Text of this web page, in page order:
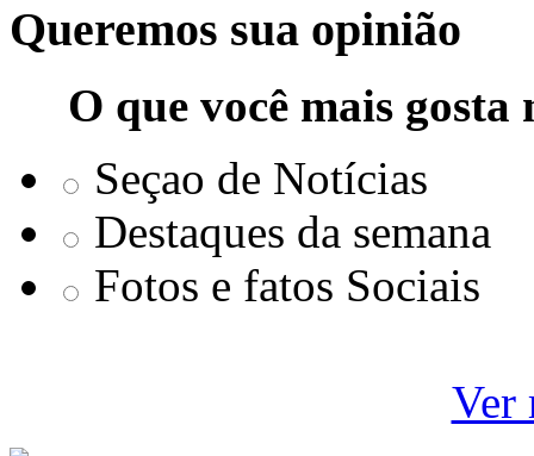
Queremos sua opinião
O que você mais
Seçao de Notícias
Destaques da semana
Fotos e fatos Sociais
Ver